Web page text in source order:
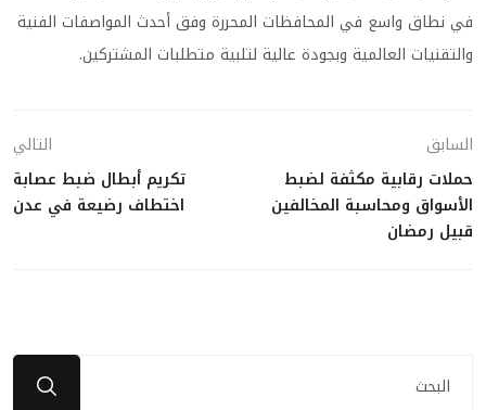
في نطاق واسع في المحافظات المحررة وفق أحدث المواصفات الفنية
والتقنيات العالمية وبجودة عالية لتلبية متطلبات المشتركين.
السابق
حملات رقابية مكثفة لضبط
الأسواق ومحاسبة المخالفين
قبيل رمضان
التالي
تكريم أبطال ضبط عصابة
اختطاف رضيعة في عدن